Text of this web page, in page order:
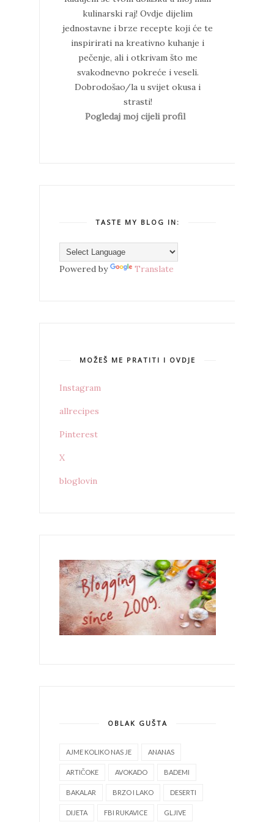
kulinarski raj! Ovdje dijelim
jednostavne i brze recepte koji će te
inspirirati na kreativno kuhanje i
pečenje, ali i otkrivam što me
svakodnevno pokreće i veseli.
Dobrodošao/la u svijet okusa i
strasti!
Pogledaj moj cijeli profil
TASTE MY BLOG IN:
Powered by Translate
MOŽEŠ ME PRATITI I OVDJE
Instagram
allrecipes
Pinterest
X
bloglovin
OBLAK GUŠTA
AJME KOLIKO NAS JE ANANAS
ARTIČOKE AVOKADO BADEMI
BAKALAR BRZO I LAKO DESERTI
DIJETA FBI RUKAVICE GLJIVE